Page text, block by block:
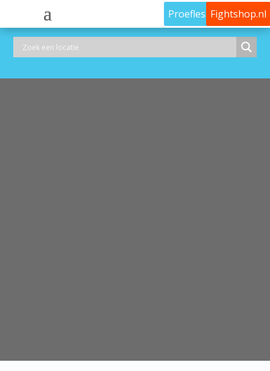
Proefles Fightshop.nl